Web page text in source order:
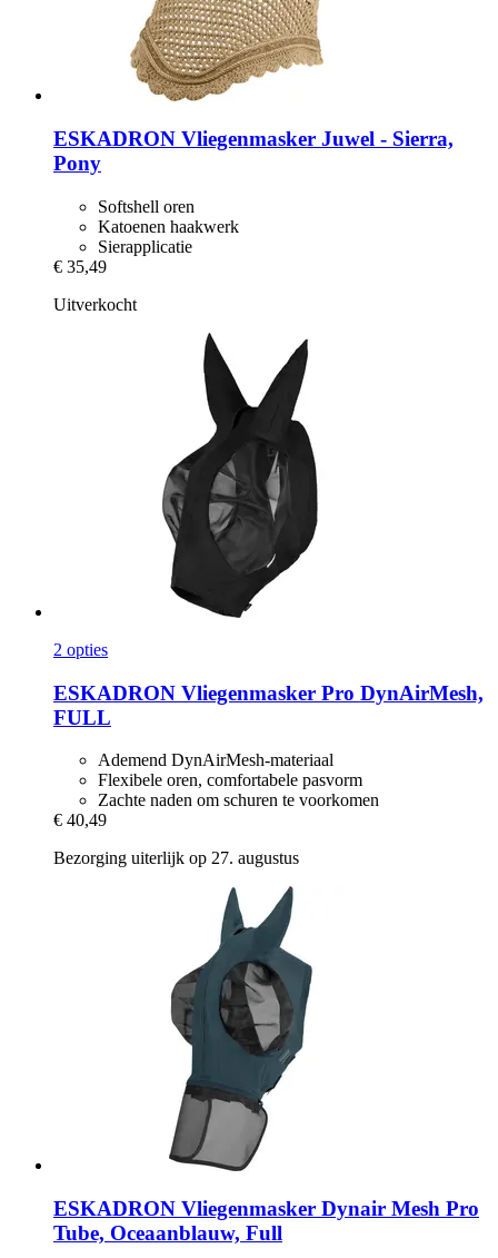
ESKADRON Vliegenmasker Juwel -​ Sierra,
Pony
Softshell oren
Katoenen haakwerk
Sierapplicatie
€ 35,49
Uitverkocht
2 opties
ESKADRON Vliegenmasker Pro DynAirMesh,
FULL
Ademend DynAirMesh-materiaal
Flexibele oren, comfortabele pasvorm
Zachte naden om schuren te voorkomen
€ 40,49
Bezorging uiterlijk op 27. augustus
ESKADRON Vliegenmasker Dynair Mesh Pro
Tube, Oceaanblauw, Full